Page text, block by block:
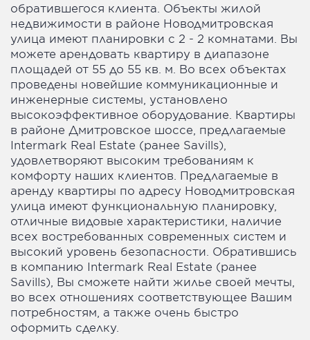
обратившегося клиента. Объекты жилой
недвижимости в районе Новодмитровская
улица имеют планировки с 2 - 2 комнатами. Вы
можете арендовать квартиру в диапазоне
площадей от 55 до 55 кв. м. Во всех объектах
проведены новейшие коммуникационные и
инженерные системы, установлено
высокоэффективное оборудование. Квартиры
в районе Дмитровское шоссе, предлагаемые
Intermark Real Estate (ранее Savills),
удовлетворяют высоким требованиям к
комфорту наших клиентов. Предлагаемые в
аренду квартиры по адресу Новодмитровская
улица имеют функциональную планировку,
отличные видовые характеристики, наличие
всех востребованных современных систем и
высокий уровень безопасности. Обратившись
в компанию Intermark Real Estate (ранее
Savills), Вы сможете найти жилье своей мечты,
во всех отношениях соответствующее Вашим
потребностям, а также очень быстро
оформить сделку.